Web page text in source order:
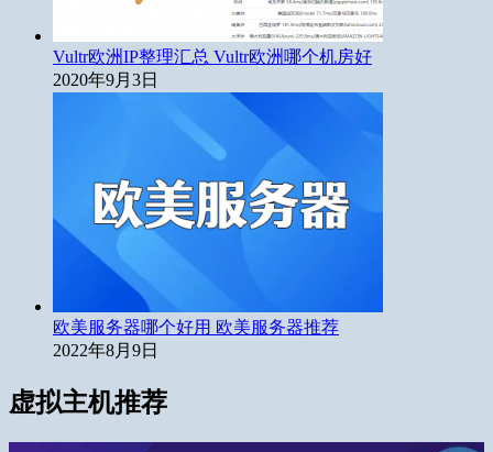
Vultr欧洲IP整理汇总 Vultr欧洲哪个机房好
2020年9月3日
欧美服务器哪个好用 欧美服务器推荐
2022年8月9日
虚拟主机推荐